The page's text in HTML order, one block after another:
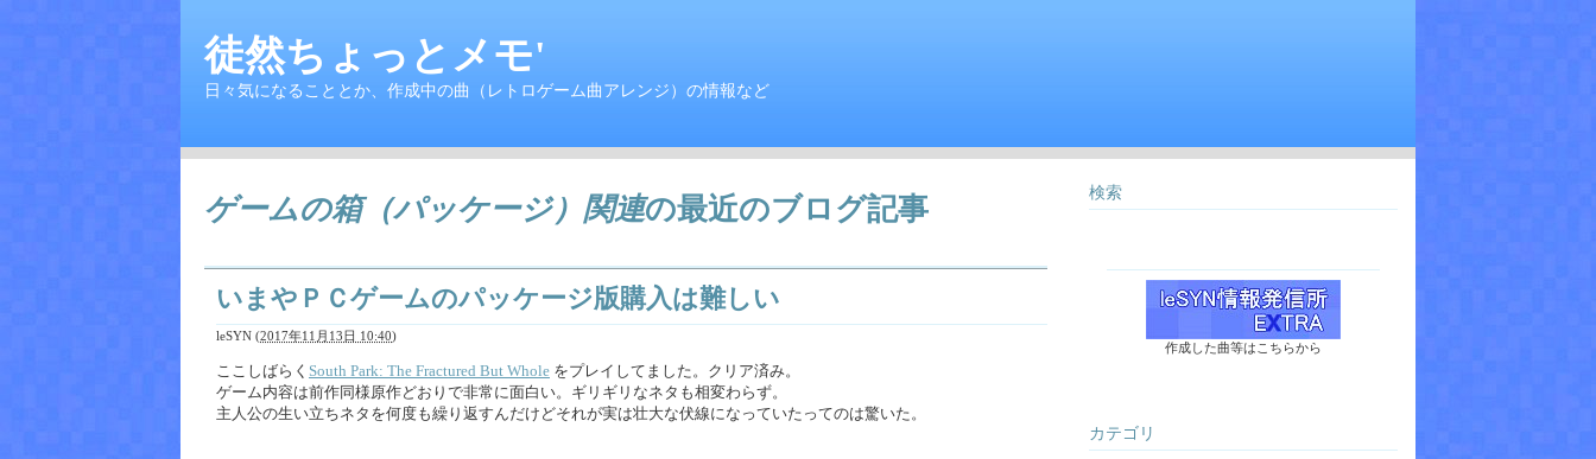
徒然ちょっとメモ'
日々気になることとか、作成中の曲（レトロゲーム曲アレンジ）の情報など
ゲームの箱（パッケージ）関連の最近のブログ記事
いまやＰＣゲームのパッケージ版購入は難しい
leSYN (2017年11月13日 10:40)
ここしばらく South Park: The Fractured But Whole をプレイしてました。クリア済み。
ゲーム内容は前作同様原作どおりで非常に面白い。ギリギリなネタも相変わらず。
主人公の生い立ちネタを何度も繰り返すんだけどそれが実は壮大な伏線になっていたってのは驚いた。
検索
作成した曲等はこちらから
カテゴリ